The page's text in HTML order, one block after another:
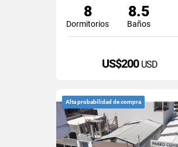
8
Dormitorios
8.5
Baños
US$200 USD
Alta probabilidad de compra